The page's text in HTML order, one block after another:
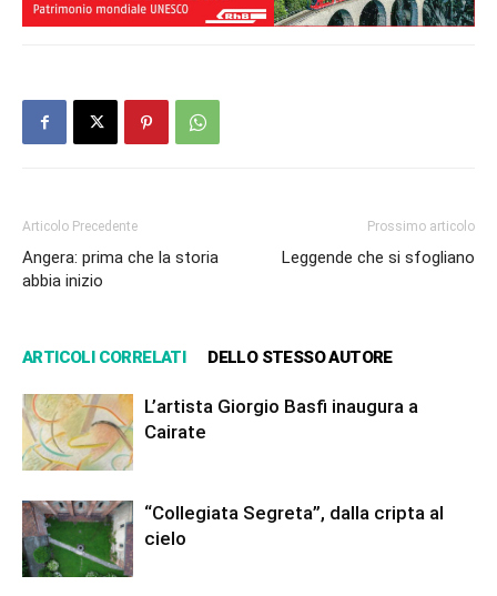
Articolo Precedente
Angera: prima che la storia
abbia inizio
Prossimo articolo
Leggende che si sfogliano
ARTICOLI CORRELATI DELLO STESSO AUTORE
L’artista Giorgio Basfi inaugura a
Cairate
“Collegiata Segreta”, dalla cripta al
cielo